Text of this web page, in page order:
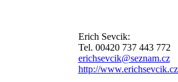
Erich Sevcik:
Tel. 00420 737 443 772
erichsevcik@seznam.cz
http://